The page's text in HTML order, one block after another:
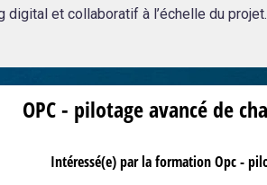
digital et collaboratif à l’échelle du projet.